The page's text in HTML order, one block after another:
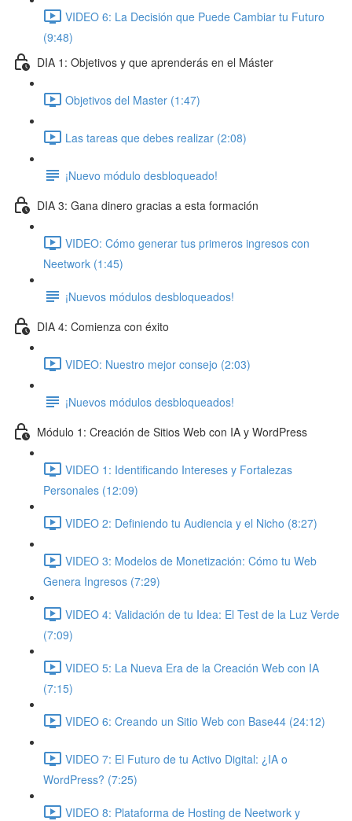
VIDEO 6: La Decisión que Puede Cambiar tu Futuro
(9:48)
DIA 1: Objetivos y que aprenderás en el Máster
Objetivos del Master (1:47)
Las tareas que debes realizar (2:08)
¡Nuevo módulo desbloqueado!
DIA 3: Gana dinero gracias a esta formación
VIDEO: Cómo generar tus primeros ingresos con
Neetwork (1:45)
¡Nuevos módulos desbloqueados!
DIA 4: Comienza con éxito
VIDEO: Nuestro mejor consejo (2:03)
¡Nuevos módulos desbloqueados!
Módulo 1: Creación de Sitios Web con IA y WordPress
VIDEO 1: Identificando Intereses y Fortalezas
Personales (12:09)
VIDEO 2: Definiendo tu Audiencia y el Nicho (8:27)
VIDEO 3: Modelos de Monetización: Cómo tu Web
Genera Ingresos (7:29)
VIDEO 4: Validación de tu Idea: El Test de la Luz Verde
(7:09)
VIDEO 5: La Nueva Era de la Creación Web con IA
(7:15)
VIDEO 6: Creando un Sitio Web con Base44 (24:12)
VIDEO 7: El Futuro de tu Activo Digital: ¿IA o
WordPress? (7:25)
VIDEO 8: Plataforma de Hosting de Neetwork y